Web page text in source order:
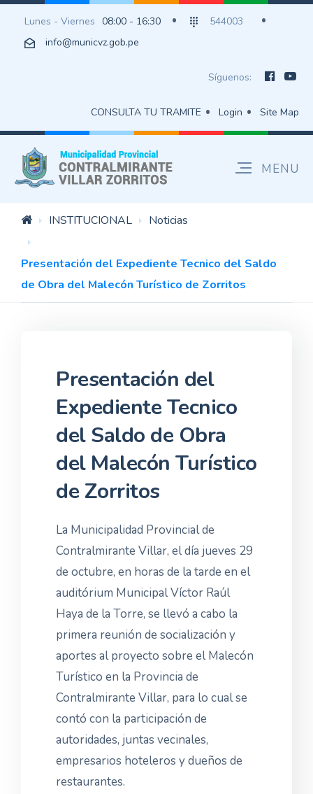
Lunes - Viernes 08:00 - 16:30
544003
info@municvz.gob.pe
Síguenos:
CONSULTA TU TRAMITE Login Site Map
INSTITUCIONAL Noticias
Presentación del Expediente Tecnico del Saldo
de Obra del Malecón Turístico de Zorritos
Presentación del
Expediente Tecnico
del Saldo de Obra
del Malecón Turístico
de Zorritos
La Municipalidad Provincial de
Contralmirante Villar, el día jueves 29
de octubre, en horas de la tarde en el
auditórium Municipal Víctor Raúl
Haya de la Torre, se llevó a cabo la
primera reunión de socialización y
aportes al proyecto sobre el Malecón
Turístico en la Provincia de
Contralmirante Villar, para lo cual se
contó con la participación de
autoridades, juntas vecinales,
empresarios hoteleros y dueños de
restaurantes.